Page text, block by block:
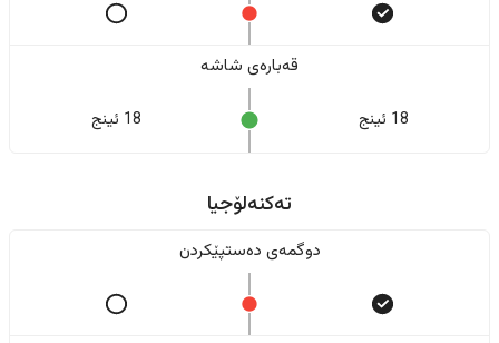
قەبارەی شاشە
18 ئینج 18 ئینج
تەکنەلۆجیا
دوگمەی دەستپێکردن